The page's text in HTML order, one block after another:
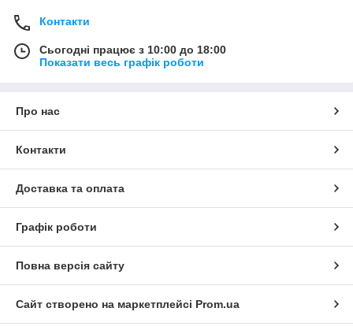
Контакти
Сьогодні працює з 10:00 до 18:00
Показати весь графік роботи
Про нас
Контакти
Доставка та оплата
Графік роботи
Повна версія сайту
Сайт створено на маркетплейсі Prom.ua